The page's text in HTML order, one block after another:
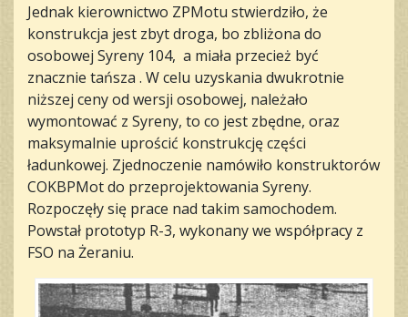
Jednak kierownictwo ZPMotu stwierdziło, że
konstrukcja jest zbyt droga, bo zbliżona do
osobowej Syreny 104, a miała przecież być
znacznie tańsza . W celu uzyskania dwukrotnie
niższej ceny od wersji osobowej, należało
wymontować z Syreny, to co jest zbędne, oraz
maksymalnie uprościć konstrukcję części
ładunkowej. Zjednoczenie namówiło konstruktorów
COKBPMot do przeprojektowania Syreny.
Rozpoczęły się prace nad takim samochodem.
Powstał prototyp R-3, wykonany we współpracy z
FSO na Żeraniu.